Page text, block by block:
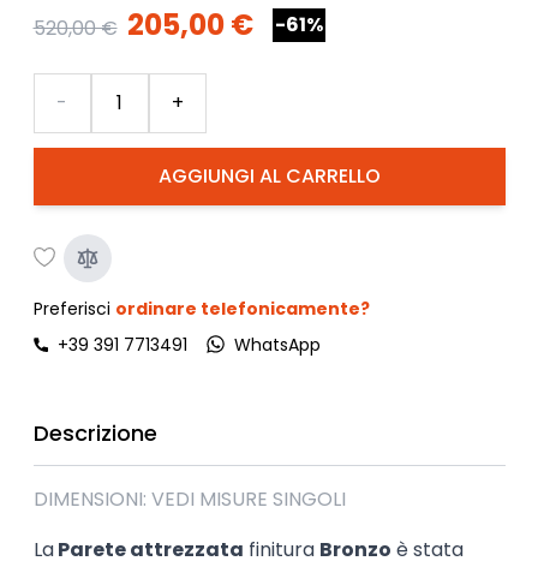
520,00 € 205,00 € -61%
AGGIUNGI AL CARRELLO
- +
Preferisci ordinare telefonicamente?
+39 391 7713491
WhatsApp
Descrizione
DIMENSIONI: VEDI MISURE SINGOLI
LaParete attrezzata finitura Bronzo è stata